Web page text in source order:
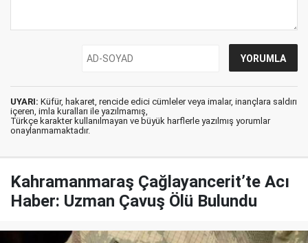
UYARI: Küfür, hakaret, rencide edici cümleler veya imalar, inançlara saldırı
içeren, imla kuralları ile yazılmamış,
Türkçe karakter kullanılmayan ve büyük harflerle yazılmış yorumlar
onaylanmamaktadır.
Kahramanmaraş Çağlayancerit’te Acı
Haber: Uzman Çavuş Ölü Bulundu